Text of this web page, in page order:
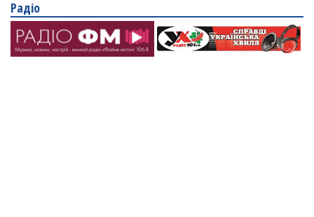
Радіо